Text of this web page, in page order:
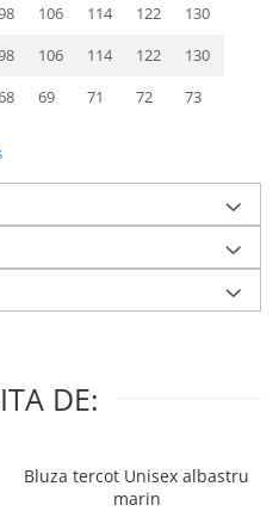
106 114 122
130
106 114 122
130
69 71 72 73
DE:
Bluza tercot Unisex albastru
marin